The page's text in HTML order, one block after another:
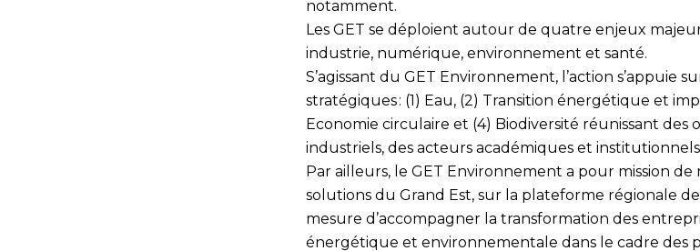
notamment.
Les GET se déploient autour de quatre enjeux
industrie, numérique, environnement et santé.
S’agissant du GET Environnement, l’action s’appuie
stratégiques : (1) Eau, (2) Transition énergétique et
Economie circulaire et (4) Biodiversité réunissant des
industriels, des acteurs académiques et
Par ailleurs, le GET Environnement a pour mission
solutions du Grand Est, sur la plateforme régionale
mesure d’accompagner la transformation des
énergétique et environnementale dans le cadre des